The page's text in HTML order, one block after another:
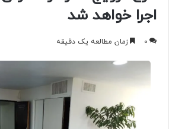
اجرا خواهد شد
0 زمان مطالعه یک دقیقه